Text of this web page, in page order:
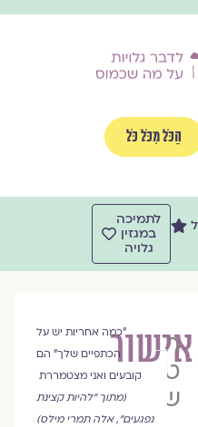
הַכֹּל מִכֹּל כֹּל
לתמיכה
במגזין
גלויה
אישור
חלי
טל
שלם
"כמה אחריות יש על
הכתפיים שלך" הם
קובעים ואני מצטמררת
(מתוך "להיות קצינת
נפגעים", אלה תמרי מילס)